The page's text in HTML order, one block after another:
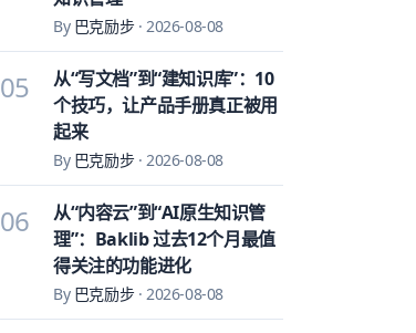
By 巴克励步·2026-08-08
05
从“写文档”到“建知识库”：10
个技巧，让产品手册真正被用
起来
By 巴克励步·2026-08-08
06
从“内容云”到“AI原生知识管
理”：Baklib 过去12个月最值
得关注的功能进化
By 巴克励步·2026-08-08